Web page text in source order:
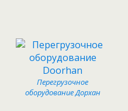
Перегрузочное
оборудование Дорхан